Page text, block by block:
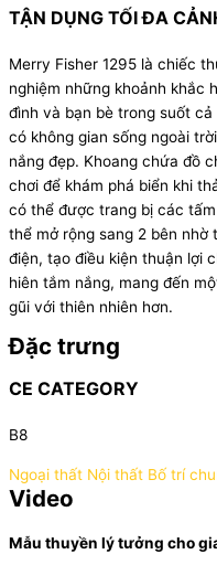
TẬN DỤNG TỐI ĐA
Merry Fisher 1295 là chiếc
nghiệm những khoảnh khắc
đình và bạn bè trong suốt
có không gian sống ngoài
nắng đẹp. Khoang chứa đồ
chơi để khám phá biển khi
có thể được trang bị các
thể mở rộng sang 2 bên nhờ
điện, tạo điều kiện thuận lợi
hiên tắm nắng, mang đến
gũi với thiên nhiên hơn.
Đặc trưng
CE CATEGORY
B8
Ngoại thất Nội thất Bố trí
Video
Mẫu thuyền lý tưởng cho